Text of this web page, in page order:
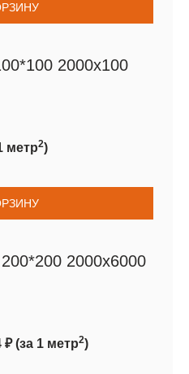
2000х100
метр2)
2000х6000
₽(за 1 метр2)